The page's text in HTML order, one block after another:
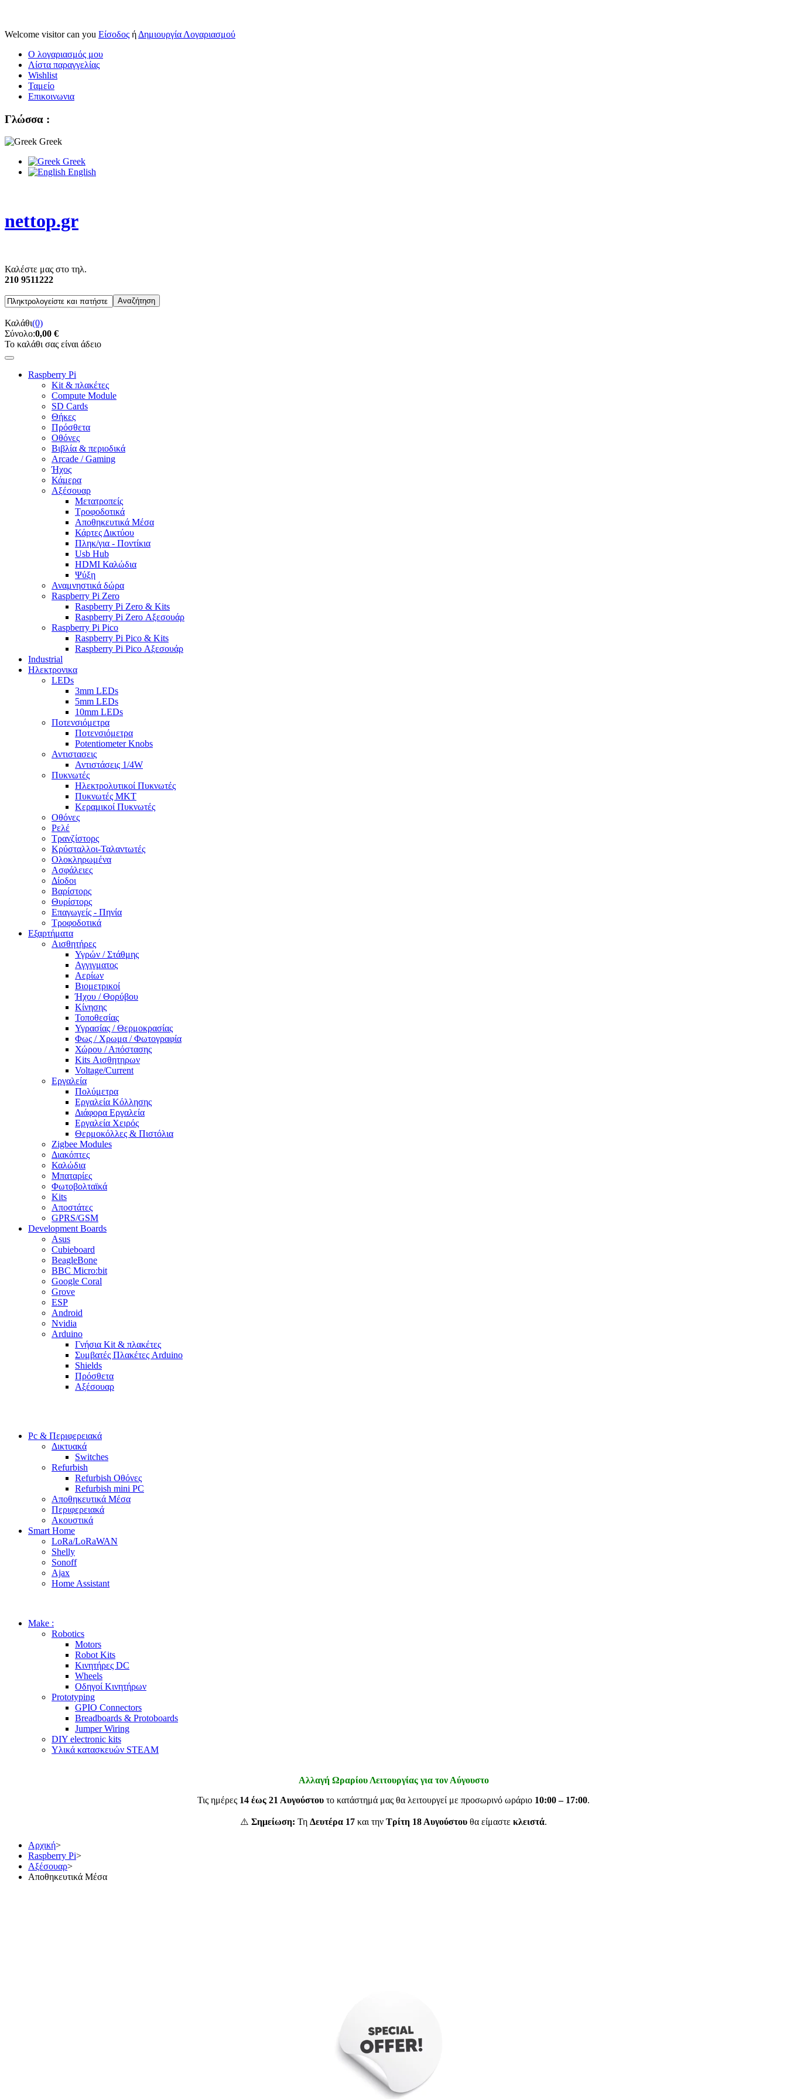
Welcome visitor can you Είσοδος ή Δημιουργία Λογαριασμού
Ο λογαριασμός μου
Λίστα παραγγελίας
Wishlist
Ταμείο
Επικοινωνια
Γλώσσα :
Greek
Greek
English
nettop.gr
Καλέστε μας στο τηλ.
210 9511222
Καλάθι(0)
Σύνολο:0,00 €
Το καλάθι σας είναι άδειο
Raspberry Pi
Kit & πλακέτες
Compute Module
SD Cards
Θήκες
Πρόσθετα
Οθόνες
Βιβλία & περιοδικά
Arcade / Gaming
Ήχος
Κάμερα
Αξέσουαρ
Μετατροπείς
Τροφοδοτικά
Αποθηκευτικά Μέσα
Κάρτες Δικτύου
Πληκ/για - Ποντίκια
Usb Hub
HDMI Καλώδια
Ψύξη
Αναμνηστικά δώρα
Raspberry Pi Zero
Raspberry Pi Zero & Kits
Raspberry Pi Zero Αξεσουάρ
Raspberry Pi Pico
Raspberry Pi Pico & Kits
Raspberry Pi Pico Αξεσουάρ
Industrial
Ηλεκτρονικα
LEDs
3mm LEDs
5mm LEDs
10mm LEDs
Ποτενσιόμετρα
Ποτενσιόμετρα
Potentiometer Knobs
Αντιστασεις
Αντιστάσεις 1/4W
Πυκνωτές
Ηλεκτρολυτικοί Πυκνωτές
Πυκνωτές MKT
Κεραμικοί Πυκνωτές
Οθόνες
Ρελέ
Τρανζίστορς
Κρύσταλλοι-Ταλαντωτές
Ολοκληρωμένα
Ασφάλειες
Δίοδοι
Βαρίστορς
Θυρίστορς
Επαγωγείς - Πηνία
Τροφοδοτικά
Εξαρτήματα
Αισθητήρες
Υγρών / Στάθμης
Αγγιγματος
Αερίων
Βιομετρικοί
Ήχου / Θορύβου
Κίνησης
Τοποθεσίας
Υγρασίας / Θερμοκρασίας
Φως / Χρωμα / Φωτογραφία
Χώρου / Απόστασης
Kits Αισθητηρων
Voltage/Current
Εργαλεία
Πολύμετρα
Εργαλεία Κόλλησης
Διάφορα Εργαλεία
Εργαλεία Χειρός
Θερμοκόλλες & Πιστόλια
Zigbee Modules
Διακόπτες
Καλώδια
Μπαταρίες
Φωτοβολταϊκά
Kits
Αποστάτες
GPRS/GSM
Development Boards
Asus
Cubieboard
BeagleBone
BBC Micro:bit
Google Coral
Grove
ESP
Android
Nvidia
Arduino
Γνήσια Kit & πλακέτες
Συμβατές Πλακέτες Arduino
Shields
Πρόσθετα
Αξέσουαρ
Pc & Περιφερειακά
Δικτυακά
Switches
Refurbish
Refurbish Οθόνες
Refurbish mini PC
Αποθηκευτικά Μέσα
Περιφερειακά
Ακουστικά
Smart Home
LoRa/LoRaWAN
Shelly
Sonoff
Ajax
Home Assistant
Make :
Robotics
Motors
Robot Kits
Κινητήρες DC
Wheels
Οδηγοί Κινητήρων
Prototyping
GPIO Connectors
Breadboards & Protoboards
Jumper Wiring
DIY electronic kits
Υλικά κατασκευών STEAM
Αλλαγή Ωραρίου Λειτουργίας για τον Αύγουστο
Τις ημέρες 14 έως 21 Αυγούστου το κατάστημά μας θα λειτουργεί με προσωρινό ωράριο 10:00 – 17:00.
⚠️ Σημείωση: Τη Δευτέρα 17 και την Τρίτη 18 Αυγούστου θα είμαστε κλειστά.
Αρχική>
Raspberry Pi>
Αξέσουαρ>
Αποθηκευτικά Μέσα